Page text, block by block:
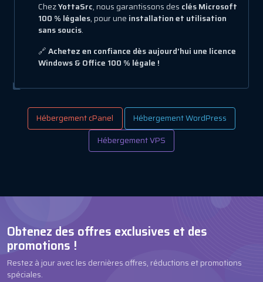
ChezYottaSrc, nous garantissons des clés Microsoft
100 % légales, pour une installation et utilisation
sans soucis.
🔗Achetez en confiance dès aujourd’hui une licence
Windows & Office 100 % légale !
Hébergement cPanel
Hébergement WordPress
Hébergement VPS
Obtenez des offres exclusives et des
promotions !
Restez à jour avec les dernières offres, réductions et promotions
spéciales.